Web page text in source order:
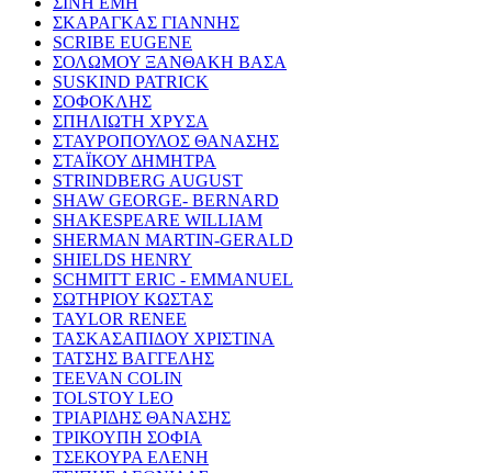
ΣΚΑΡΑΓΚΑΣ ΓΙΑΝΝΗΣ
SCRIBE EUGENE
ΣΟΛΩΜΟΥ ΞΑΝΘΑΚΗ ΒΑΣΑ
SUSKIND PATRICK
ΣΟΦΟΚΛΗΣ
ΣΠΗΛΙΩΤΗ ΧΡΥΣΑ
ΣΤΑΥΡΟΠΟΥΛΟΣ ΘΑΝΑΣΗΣ
ΣΤΑΪΚΟΥ ΔΗΜΗΤΡΑ
STRINDBERG AUGUST
SHAW GEORGE- BERNARD
SHAKESPEARE WILLIAM
SHERMAN MARTIN-GERALD
SHIELDS HENRY
SCHMITT ERIC - EMMANUEL
ΣΩΤΗΡΙΟΥ ΚΩΣΤΑΣ
TAYLOR RENEE
ΤΑΣΚΑΣΑΠΙΔΟΥ ΧΡΙΣΤΙΝΑ
ΤΑΤΣΗΣ ΒΑΓΓΕΛΗΣ
TEEVAN COLIN
TOLSTOY LEO
ΤΡΙΑΡΙΔΗΣ ΘΑΝΑΣΗΣ
ΤΡΙΚΟΥΠΗ ΣΟΦΙΑ
ΤΣΕΚΟΥΡΑ ΕΛΕΝΗ